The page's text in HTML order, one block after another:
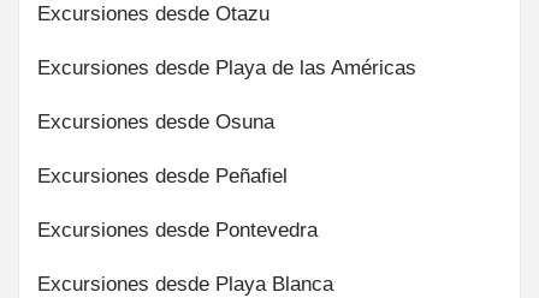
Excursiones desde Otazu
Excursiones desde Playa de las Américas
Excursiones desde Osuna
Excursiones desde Peñafiel
Excursiones desde Pontevedra
Excursiones desde Playa Blanca